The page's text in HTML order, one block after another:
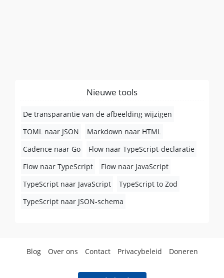
Nieuwe tools
De transparantie van de afbeelding wijzigen
TOML naar JSON
Markdown naar HTML
Cadence naar Go
Flow naar TypeScript-declaratie
Flow naar TypeScript
Flow naar JavaScript
TypeScript naar JavaScript
TypeScript to Zod
TypeScript naar JSON-schema
Blog Over ons Contact Privacybeleid Doneren